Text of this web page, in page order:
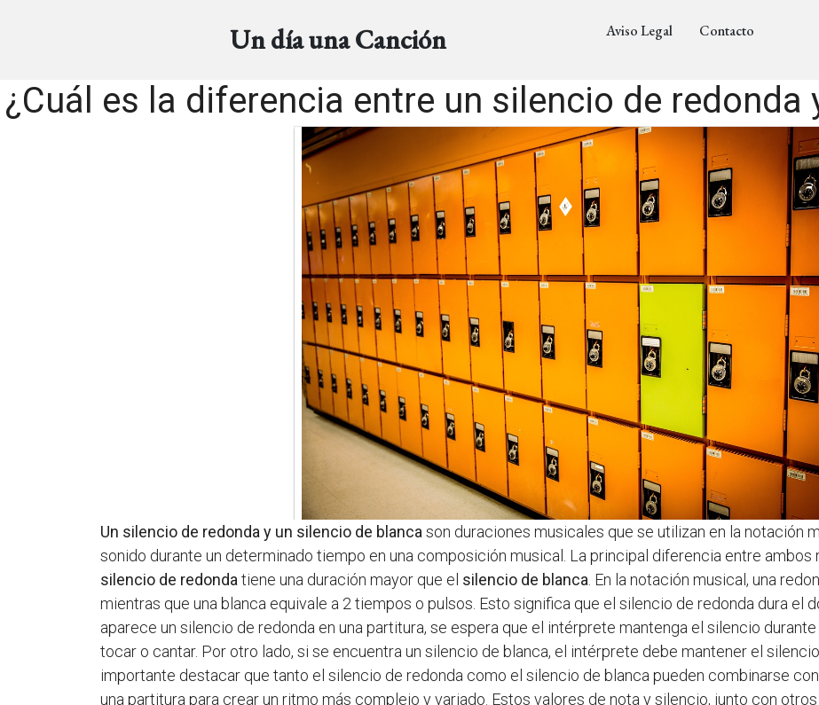
Un día una Canción Aviso Legal Contacto
¿Cuál es la diferencia entre un silencio de redonda
Un silencio de redonda y un silencio de blanca son duraciones musicales que se utilizan en la notación
sonido durante un determinado tiempo en una composición musical. La principal diferencia entre ambos
silencio de redonda tiene una duración mayor que el silencio de blanca . En la notación musical, una
mientras que una blanca equivale a 2 tiempos o pulsos. Esto significa que el silencio de redonda dura el
aparece un silencio de redonda en una partitura, se espera que el intérprete mantenga el silencio
tocar o cantar. Por otro lado, si se encuentra un silencio de blanca, el intérprete debe mantener el
importante destacar que tanto el silencio de redonda como el silencio de blanca pueden combinarse
una partitura para crear un ritmo más complejo y variado. Estos valores de nota y silencio, junto con